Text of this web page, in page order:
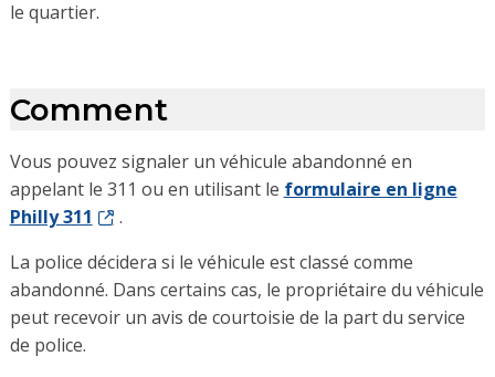
le quartier.
Comment
Vous pouvez signaler un véhicule abandonné en
appelant le 311 ou en utilisant le formulaire en ligne
Philly 311
.
La police décidera si le véhicule est classé comme
abandonné. Dans certains cas, le propriétaire du véhicule
peut recevoir un avis de courtoisie de la part du service
de police.